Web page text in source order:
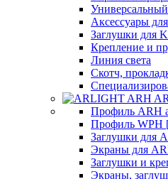
Универсальный
Аксессуары
Заглушки для
Крепление и
Линия света
Скотч,
Профиль ARH
Профиль WPH
Заглушки для
Экраны для
Заглушки и
Экраны,